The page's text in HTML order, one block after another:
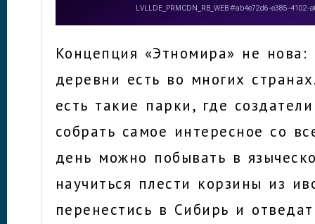
Концепция «Этномира» не нова:
деревни есть во многих
есть такие парки, где
собрать самое интересное со
день можно побывать в
научиться плести корзины из
перенестись в Сибирь и